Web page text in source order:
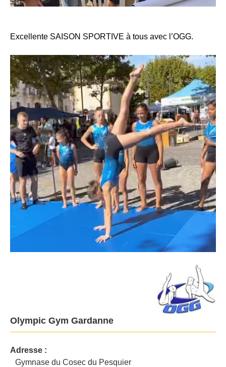
Excellente SAISON SPORTIVE à tous avec l’OGG.
Olympic Gym Gardanne
Adresse :
Gymnase du Cosec du Pesquier